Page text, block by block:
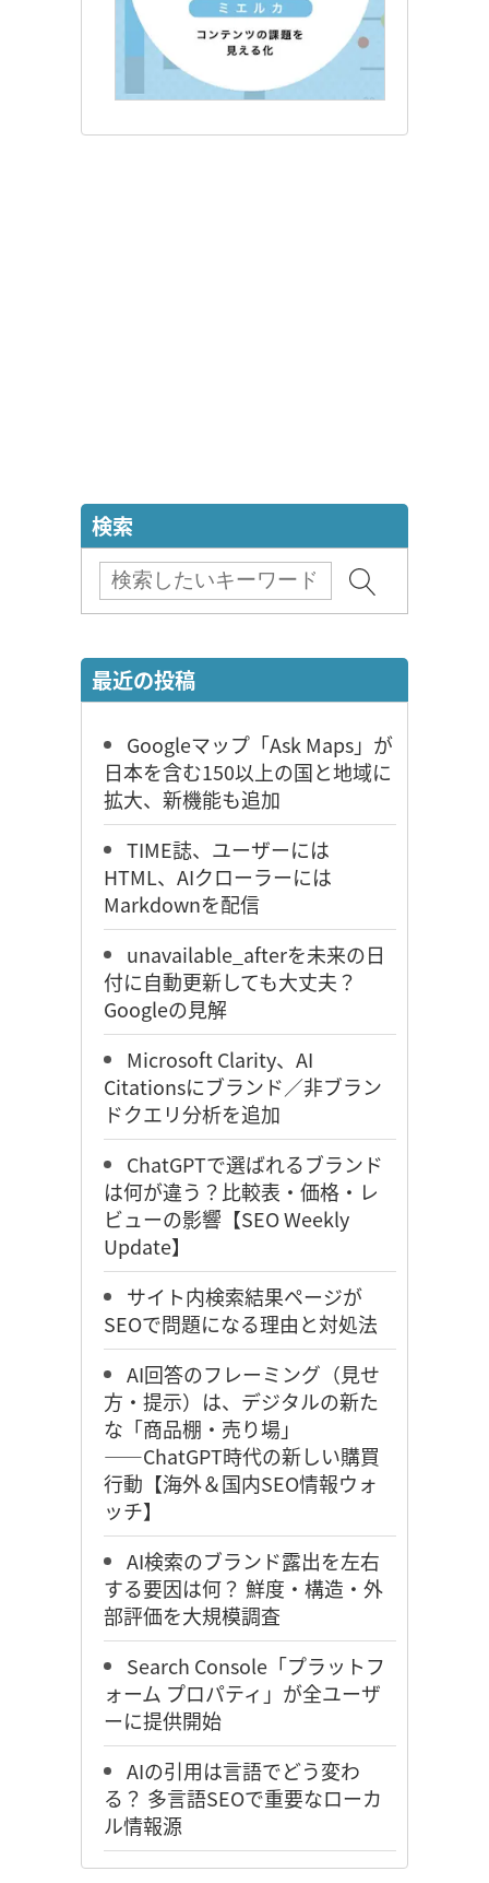
検索
最近の投稿
Googleマップ「Ask Maps」が
日本を含む150以上の国と地域に
拡大、新機能も追加
TIME誌、ユーザーには
HTML、AIクローラーには
Markdownを配信
unavailable_afterを未来の日
付に自動更新しても大丈夫？
Googleの見解
Microsoft Clarity、AI
Citationsにブランド／非ブラン
ドクエリ分析を追加
ChatGPTで選ばれるブランド
は何が違う？比較表・価格・レ
ビューの影響【SEO Weekly
Update】
サイト内検索結果ページが
SEOで問題になる理由と対処法
AI回答のフレーミング（見せ
方・提示）は、デジタルの新た
な「商品棚・売り場」
――ChatGPT時代の新しい購買
行動【海外＆国内SEO情報ウォ
ッチ】
AI検索のブランド露出を左右
する要因は何？ 鮮度・構造・外
部評価を大規模調査
Search Console「プラットフ
ォーム プロパティ」が全ユーザ
ーに提供開始
AIの引用は言語でどう変わ
る？ 多言語SEOで重要なローカ
ル情報源